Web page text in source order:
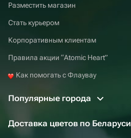
Разместить магазин
Стать курьером
Корпоративным клиентам
Правила акции “Atomic Heart”
Как помогать с Флаувау
Популярные города
Доставка цветов по Беларуси